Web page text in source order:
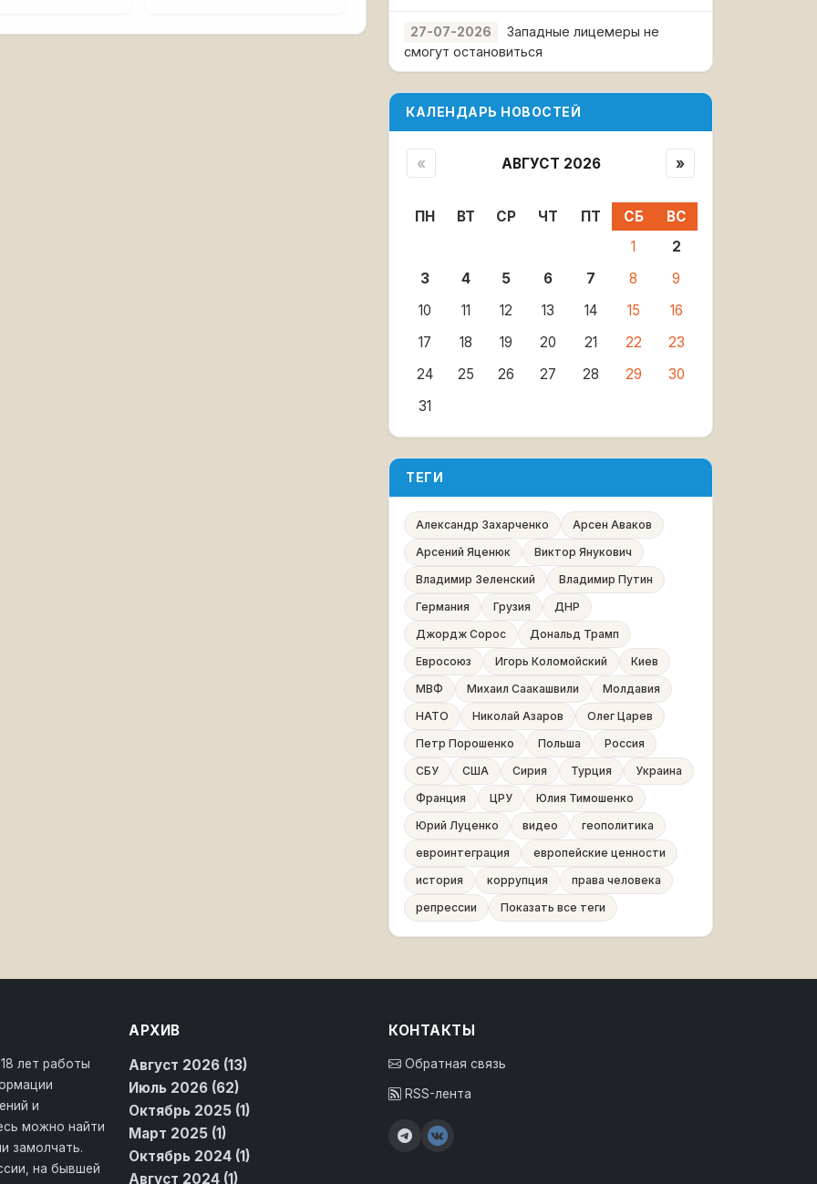
27-07-2026
Западные лицемеры не
смогут остановиться
КАЛЕНДАРЬ НОВОСТЕЙ
« АВГУСТ 2026 »
ПН ВТ СР ЧТ ПТ СБ
ВС
1
2
3
4 5 6 7 8
9
10
11 12 13 14 15
16
17
18 19 20 21 22
23
24
25 26 27 28 29
30
31
ТЕГИ
Александр Захарченко
Арсен Аваков
Арсений Яценюк
Виктор Янукович
Владимир Зеленский
Владимир Путин
Германия
Грузия
ДНР
Джордж Сорос
Дональд Трамп
Евросоюз
Игорь Коломойский
Киев
МВФ
Михаил Саакашвили
Молдавия
НАТО
Николай Азаров
Олег Царев
Петр Порошенко
Польша
Россия
СБУ
США Сирия Турция
Украина
Франция
ЦРУ
Юлия Тимошенко
Юрий Луценко
видео
геополитика
евроинтеграция
европейские ценности
история
коррупция
права человека
репрессии
Показать все теги
лет работы
и
можно найти
замолчать.
на бывшей
АРХИВ
Август 2026 (13)
Июль 2026 (62)
Октябрь 2025 (1)
Март 2025 (1)
Октябрь 2024 (1)
Август 2024 (1)
КОНТАКТЫ
Обратная связь
RSS-лента